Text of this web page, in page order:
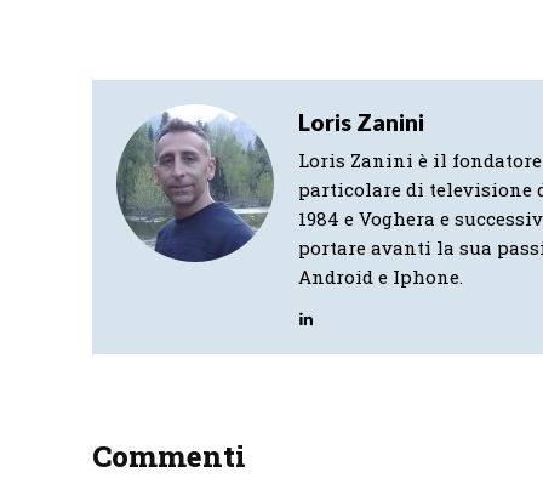
Loris Zanini
Loris Zanini è il
particolare di televisione
1984 e Voghera e
portare avanti la sua
Android e Iphone.
Commenti